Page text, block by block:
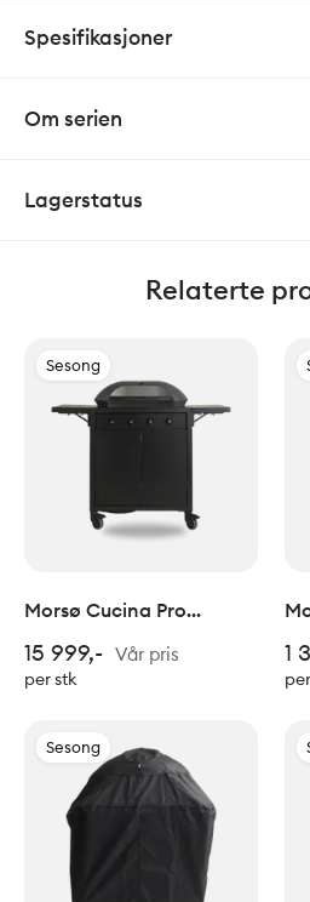
Spesifikasjoner
Om serien
Lagerstatus
Relaterte
Sesong
Morsø Cucina Pro
15 999,- Vår pris
per stk
1
Sesong